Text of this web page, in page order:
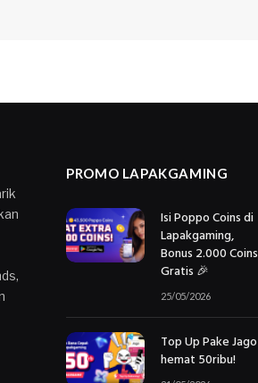
PROMO LAPAKGAMING
Isi Poppo Coins di
Lapakgaming,
Bonus 2.000 Coins
Gratis 🎉
25/05/2026
Top Up Pake Jago
hemat 50ribu!